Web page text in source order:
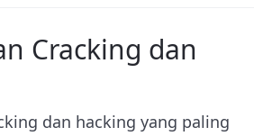
Cracking dan
dan hacking yang paling